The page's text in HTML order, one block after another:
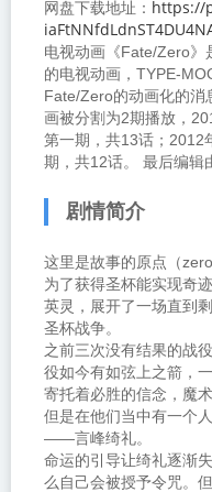
网盘下载地址： https://
电视动画《Fate/Zero》
的电视动画，TYPE-
Fate/Zero的动画化的消
画被分割为2期播放，
第一期，共13话；2012
期，共12话。 最后编辑
剧情简介
这里是故事的原点（
为了获得圣杯能实现奇
英灵，展开了一场直到
圣杯战争。
之前三次没有结果的战
役如今有如弦上之箭，一
寄托着必胜的信念，魔
但是在他们当中有一个
——言峰绮礼。
命运的引导让绮礼逐渐
么自己会被授予令咒。